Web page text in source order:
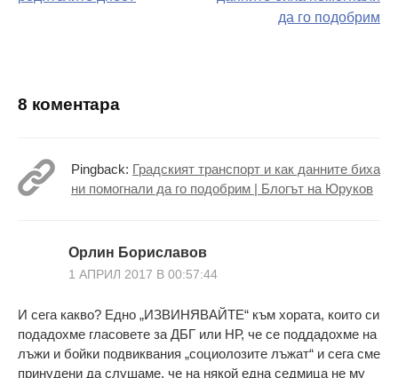
да го подобрим
8 коментара
Pingback: Градският транспорт и как данните биха
ни помогнали да го подобрим | Блогът на Юруков
Орлин Бориславов
1 АПРИЛ 2017 В 00:57:44
И сега какво? Едно „ИЗВИНЯВАЙТЕ“ към хората, които си
подадохме гласовете за ДБГ или НР, че се поддадохме на
лъжи и бойки подвиквания „социолозите лъжат“ и сега сме
принудени да слушаме, че на някой една седмица не му